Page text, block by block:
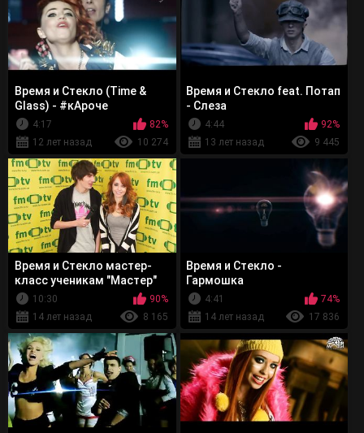
Время и Стекло (Time &
Glass) - #кАроче
4:17
82%
12 лет назад
10 274
Время и Стекло fеаt. Потап
- Слеза
4:44
92%
13 лет назад
9 445
Время и Стекло мастер-
класс ученикам "Мастер"
10:30
90%
14 лет назад
8 165
Время и Стекло -
Гармошка
4:41
74%
14 лет назад
17 836